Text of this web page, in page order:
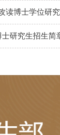
读博士学位研
士研究生招生简